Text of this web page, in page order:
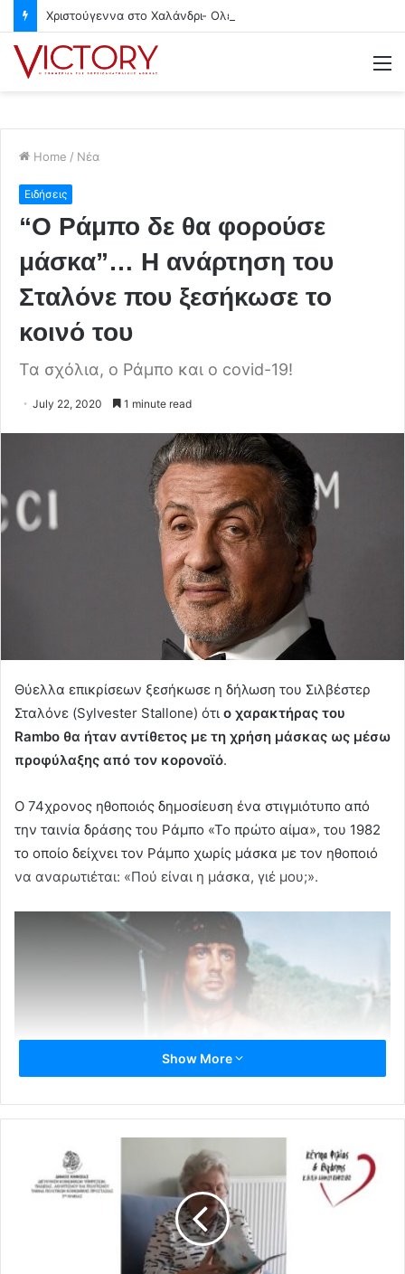
Home / Νέα
Ειδήσεις
“Ο Ράμπο δε θα φορούσε
μάσκα”… Η ανάρτηση του
Σταλόνε που ξεσήκωσε το
κοινό του
Τα σχόλια, ο Ράμπο και ο covid-19!
July 22, 2020 1 minute read
Θύελλα επικρίσεων ξεσήκωσε η δήλωση του Σιλβέστερ
Σταλόνε (Sylvester Stallone) ότι ο χαρακτήρας του
Rambo θα ήταν αντίθετος με τη χρήση μάσκας ως μέσω
προφύλαξης από τον κορονοϊό.
Ο 74χρονος ηθοποιός δημοσίευση ένα στιγμιότυπο από
την ταινία δράσης του Ράμπο «Το πρώτο αίμα», του 1982
το οποίο δείχνει τον Ράμπο χωρίς μάσκα με τον ηθοποιό
να αναρωτιέται: «Πού είναι η μάσκα, γιέ μου;».
Στη συνέχεια ο Σταλόνε πρόσθεσε τη λεζάντα: «Αν έπρεπε
να γίνει το Πρώτο Αίμα σήμερα…».
Show More